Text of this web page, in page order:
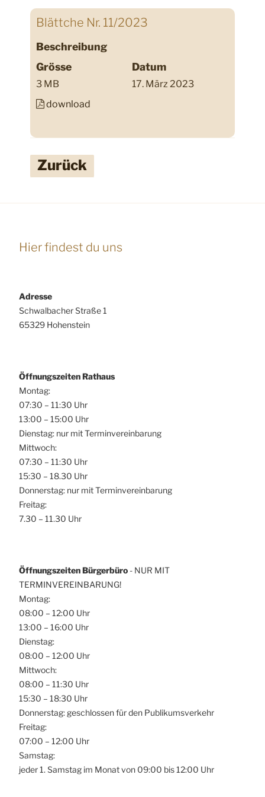
Blättche Nr. 11/2023
Beschreibung
Grösse
3 MB
Datum
17. März 2023
download
Zurück
Hier findest du uns
Adresse
Schwalbacher Straße 1
65329 Hohenstein
Öffnungszeiten Rathaus
Montag:
07:30 – 11:30 Uhr
13:00 – 15:00 Uhr
Dienstag: nur mit Terminvereinbarung
Mittwoch:
07:30 – 11:30 Uhr
15:30 – 18.30 Uhr
Donnerstag: nur mit Terminvereinbarung
Freitag:
7.30 – 11.30 Uhr
Öffnungszeiten Bürgerbüro - NUR MIT
TERMINVEREINBARUNG!
Montag:
08:00 – 12:00 Uhr
13:00 – 16:00 Uhr
Dienstag:
08:00 – 12:00 Uhr
Mittwoch:
08:00 – 11:30 Uhr
15:30 – 18:30 Uhr
Donnerstag: geschlossen für den Publikumsverkehr
Freitag:
07:00 – 12:00 Uhr
Samstag:
jeder 1. Samstag im Monat von 09:00 bis 12:00 Uhr